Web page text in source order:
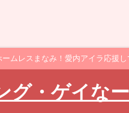
ムレスまなみ！愛内アイラ応援し
グ・ゲイな